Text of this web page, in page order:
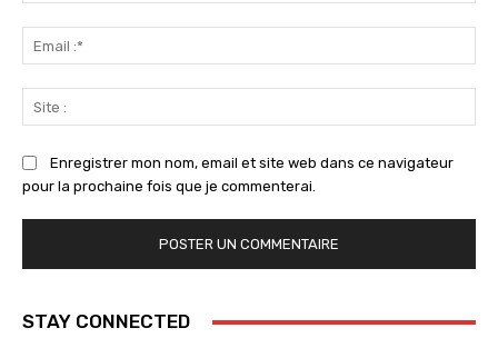
:*
:
Enregistrer mon nom, email et site web dans ce navigateur
pour la prochaine fois que je commenterai.
STAY CONNECTED